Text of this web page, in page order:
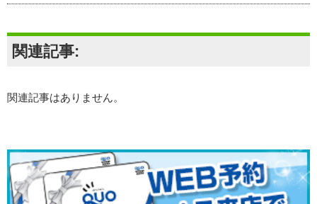
関連記事:
関連記事はありません。